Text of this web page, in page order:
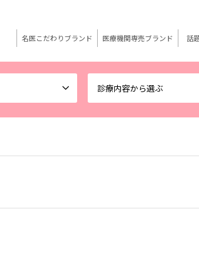
診療内容から選ぶ
名医こだわりブランド 医療機関専売ブランド 話